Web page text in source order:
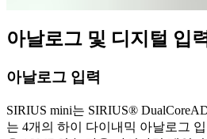
아날로그 및 디지털 입
아날로그 입력
SIRIUS mini는 SIRIUS®
는 4개의 하이 다이내믹 아날로그